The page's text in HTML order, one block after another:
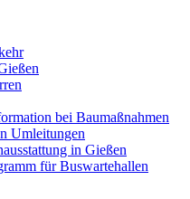
bei Baumaßnahmen
Umleitungen
in Gießen
für Buswartehallen